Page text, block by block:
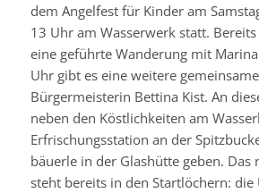
dem Angelfest für Kinder am
13 Uhr am Wasserwerk statt.
eine geführte Wanderung mit
Uhr gibt es eine weitere
Bürgermeisterin Bettina Kist. An
neben den Köstlichkeiten am
Erfrischungsstation an der
bäuerle in der Glashütte geben. Das
steht bereits in den Startlöchern: